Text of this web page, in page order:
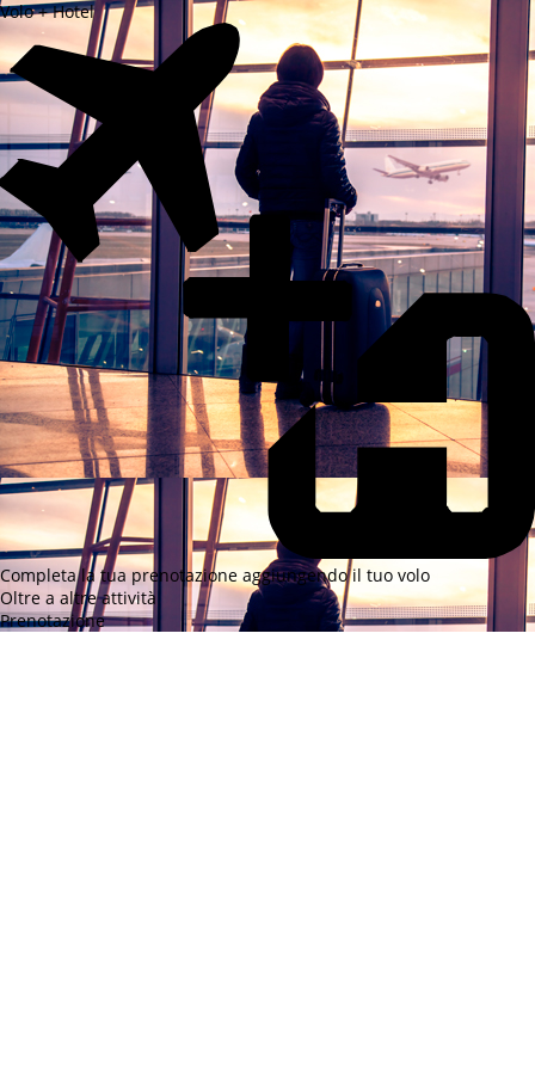
Volo + Hotel
Completa la tua prenotazione aggiungendoil tuo volo
Oltre a altre attività
Prenotazione